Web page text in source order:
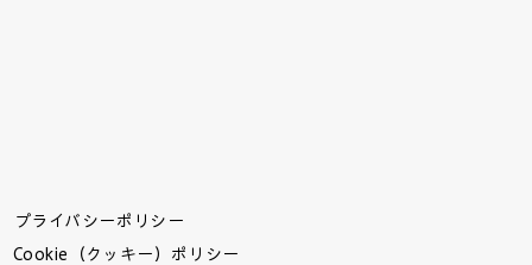
プライバシーポリシー
Cookie（クッキー）ポリシー